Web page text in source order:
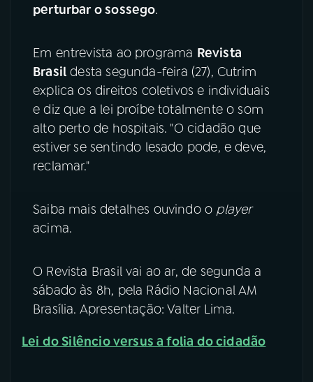
YouTube Facebook
Instagram X
TikTok
perturbar o sossego.
Em entrevista ao programa Revista
Brasil desta segunda-feira (27), Cutrim
explica os direitos coletivos e individuais
e diz que a lei proíbe totalmente o som
alto perto de hospitais. "O cidadão que
estiver se sentindo lesado pode, e deve,
reclamar."
Saiba mais detalhes ouvindo o player
acima.
O Revista Brasil vai ao ar, de segunda a
sábado às 8h, pela Rádio Nacional AM
Brasília. Apresentação: Valter Lima.
Lei do Silêncio versus a folia do cidadão